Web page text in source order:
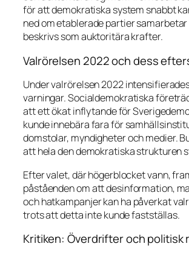
för att demokratiska system snabbt
ned om etablerade partier samarbetar
beskrivs som auktoritära krafter.
Valrörelsen 2022 och dess
Under valrörelsen 2022
varningar. Socialdemokratiska
att ett ökat inflytande för
kunde innebära fara för
domstolar, myndigheter och medier.
att hela den demokratiska strukturen
Efter valet, där högerblocket vann,
påståenden om att desinformation,
och hatkampanjer kan ha påverkat
trots att detta inte kunde fastställas.
Kritiken: Överdrifter och politisk